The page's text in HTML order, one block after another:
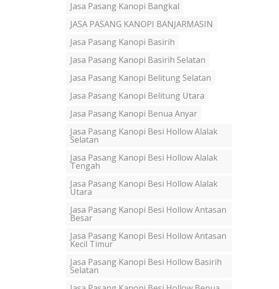
Jasa Pasang Kanopi Bangkal
JASA PASANG KANOPI BANJARMASIN
Jasa Pasang Kanopi Basirih
Jasa Pasang Kanopi Basirih Selatan
Jasa Pasang Kanopi Belitung Selatan
Jasa Pasang Kanopi Belitung Utara
Jasa Pasang Kanopi Benua Anyar
Jasa Pasang Kanopi Besi Hollow Alalak
Selatan
Jasa Pasang Kanopi Besi Hollow Alalak
Tengah
Jasa Pasang Kanopi Besi Hollow Alalak
Utara
Jasa Pasang Kanopi Besi Hollow Antasan
Besar
Jasa Pasang Kanopi Besi Hollow Antasan
Kecil Timur
Jasa Pasang Kanopi Besi Hollow Basirih
Selatan